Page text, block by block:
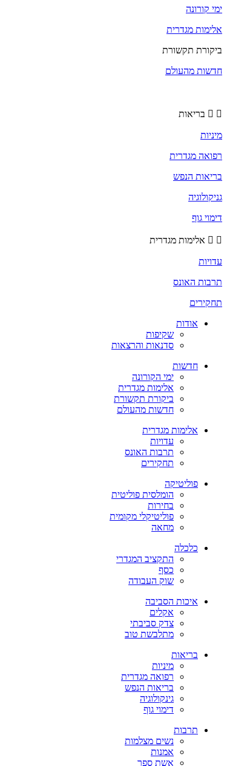
ימי קורונה
אלימות מגדרית
ביקורת תקשורת
חדשות מהעולם
בריאות
מיניות
רפואה מגדרית
בריאות הנפש
גניקולוגיה
דימוי גוף
אלימות מגדרית
עדויות
תרבות האונס
תחקירים
אודות
שקיפות
סדנאות והרצאות
חדשות
ימי הקורונה
אלימות מגדרית
ביקורת תקשורת
חדשות מהעולם
אלימות מגדרית
עדויות
תרבות האונס
תחקירים
פוליטיקה
הומלסית פוליטית
בחירות
פוליטיקלי מקומית
מחאה
כלכלה
התקציב המגדרי
כסף
שוק העבודה
איכות הסביבה
אקלים
צדק סביבתי
מתלבשת טוב
בריאות
מיניות
רפואה מגדרית
בריאות הנפש
גינקולוגיה
דימוי גוף
תרבות
נשים מצלמות
אמנות
אשת ספר